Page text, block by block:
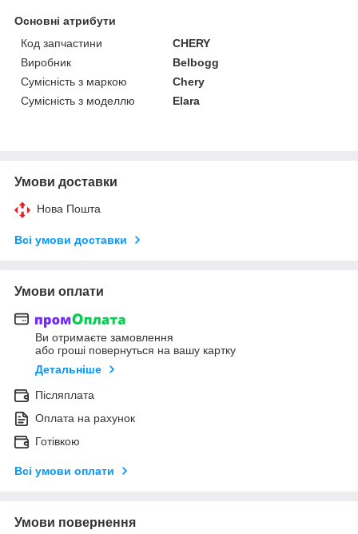
Основні атрибути
Код запчастини
CHERY
Виробник
Belbogg
Сумісність з маркою
Chery
Сумісність з моделлю
Elara
Умови доставки
Нова Пошта
Всі умови доставки
Умови оплати
Ви отримаєте замовлення
або гроші повернуться на вашу картку
Детальніше
Післяплата
Оплата на рахунок
Готівкою
Всі умови оплати
Умови повернення